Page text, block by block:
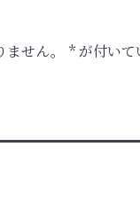
せん。 *が付いて